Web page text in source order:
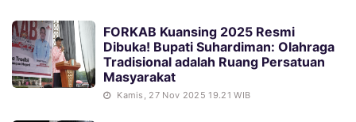
FORKAB Kuansing 2025 Resmi
Dibuka! Bupati Suhardiman: Olahraga
Tradisional adalah Ruang Persatuan
Masyarakat
Kamis, 27 Nov 2025 19.21 WIB